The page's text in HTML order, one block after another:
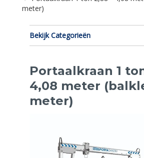
meter)
Bekijk Categorieën
Portaalkraan 1
4,08 meter
meter)